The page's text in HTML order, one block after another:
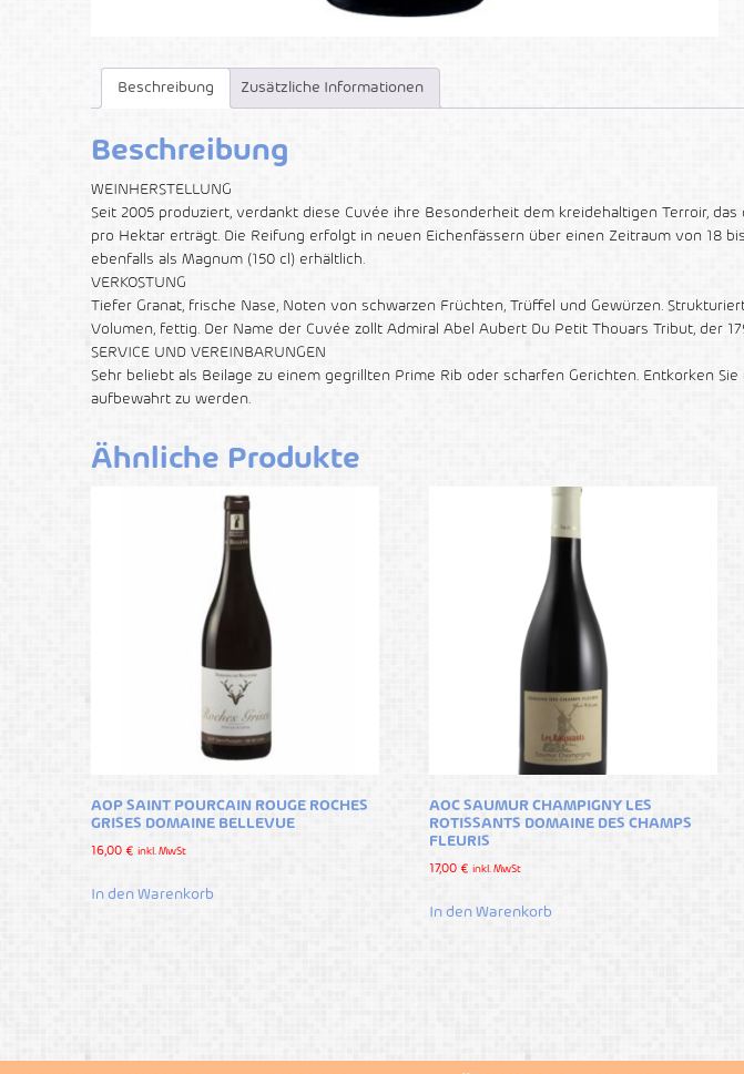
Beschreibung Zusätzliche Informationen
Beschreibung
WEINHERSTELLUNG
Seit 2005 produziert, verdankt diese Cuvée ihre Besonderheit dem kreidehaltigen Terroir,
pro Hektar erträgt. Die Reifung erfolgt in neuen Eichenfässern über einen Zeitraum von 18
ebenfalls als Magnum (150 cl) erhältlich.
VERKOSTUNG
Tiefer Granat, frische Nase, Noten von schwarzen Früchten, Trüffel und Gewürzen.
Volumen, fettig. Der Name der Cuvée zollt Admiral Abel Aubert Du Petit Thouars Tribut, der
SERVICE UND VEREINBARUNGEN
Sehr beliebt als Beilage zu einem gegrillten Prime Rib oder scharfen Gerichten. Entkorken
aufbewahrt zu werden.
Ähnliche Produkte
AOP SAINT POURCAIN ROUGE ROCHES
GRISES DOMAINE BELLEVUE
16,00€ inkl. MwSt
In den Warenkorb
AOC SAUMUR CHAMPIGNY LES
ROTISSANTS DOMAINE DES CHAMPS
FLEURIS
17,00€ inkl. MwSt
In den Warenkorb